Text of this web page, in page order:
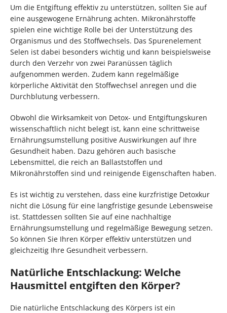
Um die Entgiftung effektiv zu unterstützen, sollten Sie auf
eine ausgewogene Ernährung achten. Mikronährstoffe
spielen eine wichtige Rolle bei der Unterstützung des
Organismus und des Stoffwechsels. Das Spurenelement
Selen ist dabei besonders wichtig und kann beispielsweise
durch den Verzehr von zwei Paranüssen täglich
aufgenommen werden. Zudem kann regelmäßige
körperliche Aktivität den Stoffwechsel anregen und die
Durchblutung verbessern.
Obwohl die Wirksamkeit von Detox- und Entgiftungskuren
wissenschaftlich nicht belegt ist, kann eine schrittweise
Ernährungsumstellung positive Auswirkungen auf Ihre
Gesundheit haben. Dazu gehören auch basische
Lebensmittel, die reich an Ballaststoffen und
Mikronährstoffen sind und reinigende Eigenschaften haben.
Es ist wichtig zu verstehen, dass eine kurzfristige Detoxkur
nicht die Lösung für eine langfristige gesunde Lebensweise
ist. Stattdessen sollten Sie auf eine nachhaltige
Ernährungsumstellung und regelmäßige Bewegung setzen.
So können Sie Ihren Körper effektiv unterstützen und
gleichzeitig Ihre Gesundheit verbessern.
Natürliche Entschlackung: Welche
Hausmittel entgiften den Körper?
Die natürliche Entschlackung des Körpers ist ein